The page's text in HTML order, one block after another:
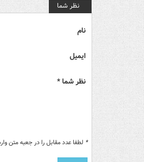
نظر شما
نام
ایمیل
نظر شما *
* لطفا عدد مقابل را در جعبه متن